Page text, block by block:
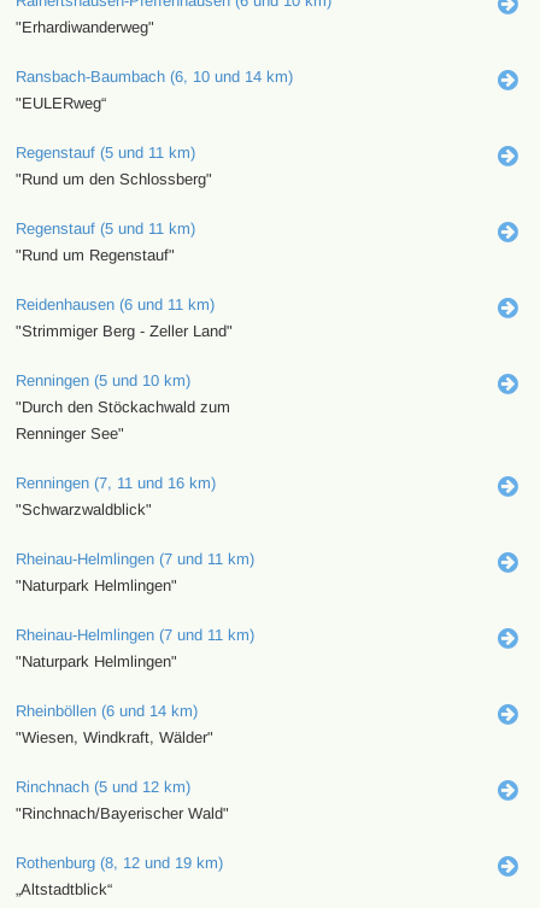
"Erhardiwanderweg"
Ransbach-Baumbach (6, 10 und 14 km)
"EULERweg“
Regenstauf (5 und 11 km)
"Rund um den Schlossberg"
Regenstauf (5 und 11 km)
"Rund um Regenstauf"
Reidenhausen (6 und 11 km)
"Strimmiger Berg - Zeller Land"
Renningen (5 und 10 km)
"Durch den Stöckachwald zum
Renninger See"
Renningen (7, 11 und 16 km)
"Schwarzwaldblick"
Rheinau-Helmlingen (7 und 11 km)
"Naturpark Helmlingen"
Rheinau-Helmlingen (7 und 11 km)
"Naturpark Helmlingen"
Rheinböllen (6 und 14 km)
"Wiesen, Windkraft, Wälder"
Rinchnach (5 und 12 km)
"Rinchnach/Bayerischer Wald"
Rothenburg (8, 12 und 19 km)
„Altstadtblick“